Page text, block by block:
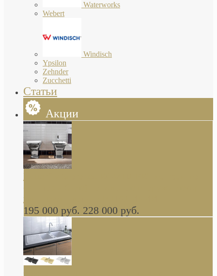
Waterworks
Webert
Windisch
Ypsilon
Zehnder
Zucchetti
Статьи
Акции
Butterfly Scarabeo КОМПЛЕКТ санфаянса
глянцевая платина В НАЛИЧИИ
195 000 руб. 228 000 руб.